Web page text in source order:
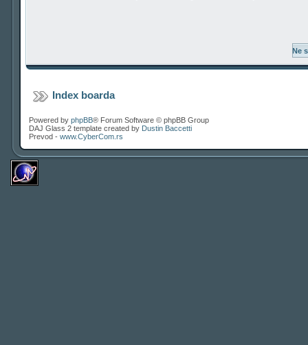
Index boarda
Powered by phpBB® Forum Software © phpBB Group
DAJ Glass 2 template created by Dustin Baccetti
Prevod - www.CyberCom.rs